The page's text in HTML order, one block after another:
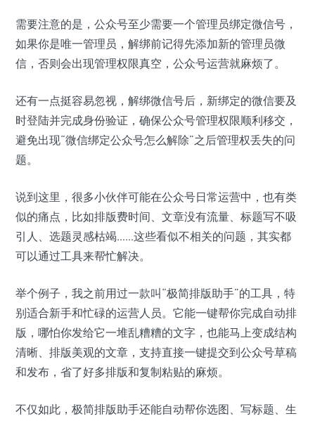
需要注意的是，公众号至少需要一个管理员绑定微信号，
如果你是唯一管理员，解绑前记得先添加新的管理员微
信，否则会出现管理权限真空，公众号运营就麻烦了。
还有一点挺容易忽视，解绑微信号后，新绑定的微信要及
时登陆并完成身份验证，确保公众号管理权限顺利移交，
避免出现“微信绑定公众号怎么解除”之后管理权丢失的问
题。
说到这里，很多小伙伴可能在公众号日常运营中，也有类
似的痛点，比如排版费时间、文章没有流量、标题写不吸
引人、选题灵感枯竭……这些看似不相关的问题，其实都
可以通过工具来帮忙解决。
举个例子，我之前用过一款叫“极简排版助手”的工具，特
别适合新手和忙碌的运营人员。它能一键帮你完成自动排
版，哪怕你发给它一堆乱糟糟的文字，也能马上变成结构
清晰、排版美观的文章，支持直接一键提交到公众号草稿
和发布，省了好多排版和复制粘贴的麻烦。
不仅如此，极简排版助手还能自动帮你选图、写标题、生